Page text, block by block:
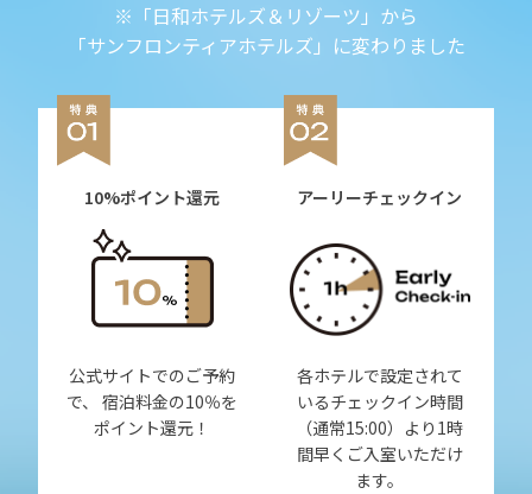
※「日和ホテルズ＆リゾーツ」から
「サンフロンティアホテルズ」に変わりました
10%ポイント還元
公式サイトでのご予約
で、 宿泊料金の10％を
ポイント還元！
アーリーチェックイン
各ホテルで設定されて
いるチェックイン時間
（通常15:00）より1時
間早くご入室いただけ
ます。